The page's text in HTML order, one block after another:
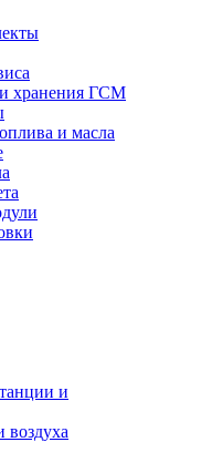
и хранения ГСМ
и масла
и
воздуха